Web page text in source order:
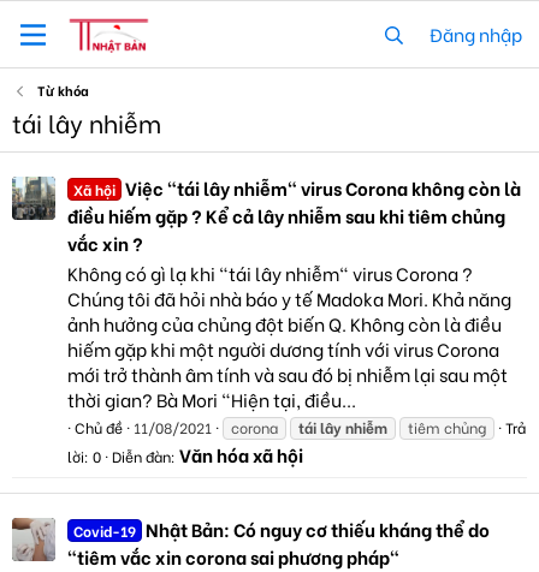
Đăng nhập
Từ khóa
tái lây nhiễm
Xã hội Việc "tái lây nhiễm" virus Corona không còn là
điều hiếm gặp ? Kể cả lây nhiễm sau khi tiêm chủng
vắc xin ?
Không có gì lạ khi "tái lây nhiễm" virus Corona ?
Chúng tôi đã hỏi nhà báo y tế Madoka Mori. Khả năng
ảnh hưởng của chủng đột biến Q. Không còn là điều
hiếm gặp khi một người dương tính với virus Corona
mới trở thành âm tính và sau đó bị nhiễm lại sau một
thời gian? Bà Mori "Hiện tại, điều...
Chủ đề 11/08/2021 corona táilâynhiễm tiêm chủng
Trả
lời: 0 Diễn đàn: Văn hóa xã hội
Covid-19 Nhật Bản: Có nguy cơ thiếu kháng thể do
“tiêm vắc xin corona sai phương pháp"